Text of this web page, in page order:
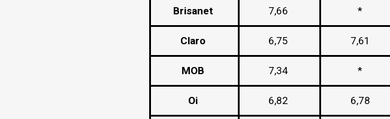
Brisanet 7,66 *
Claro 6,75 7,61
MOB 7,34 *
Oi 6,82 6,78